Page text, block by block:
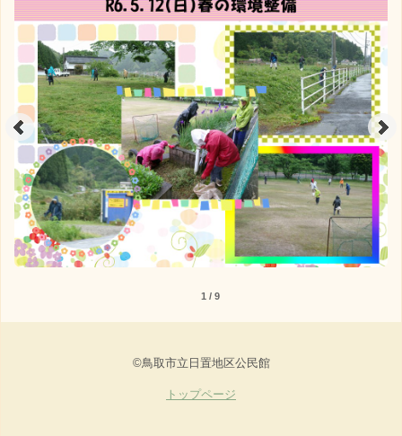
1 / 9
©鳥取市立日置地区公民館
トップページ